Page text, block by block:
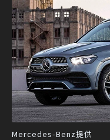
Mercedes-Benz提供